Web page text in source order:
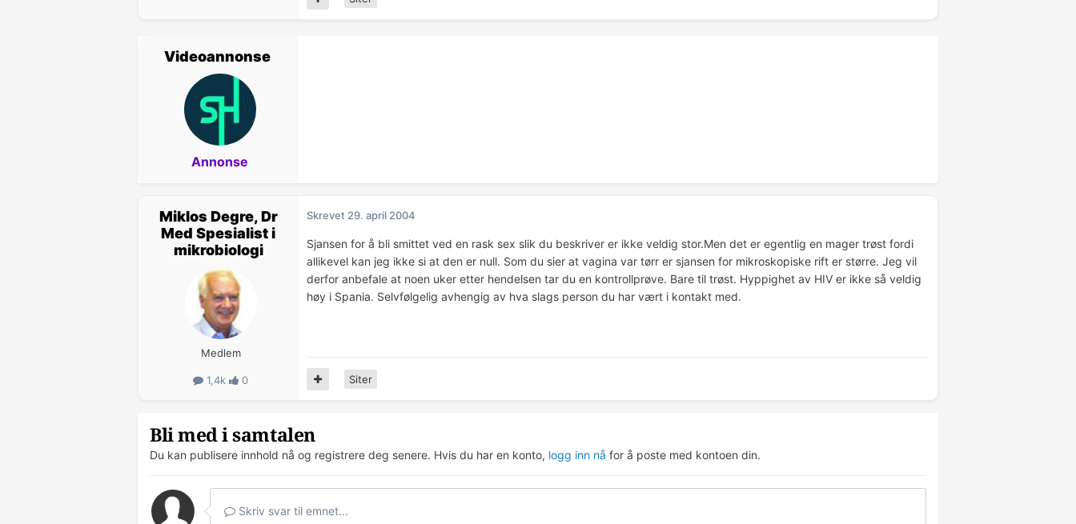
Videoannonse
Annonse
Miklos Degre, Dr
Med Spesialist i
mikrobiologi
Medlem
1,4k 0
Skrevet 29. april 2004
Sjansen for å bli smittet ved en rask sex slik du beskriver er ikke veldig stor.Men det er egentlig en mager trøst fordi
allikevel kan jeg ikke si at den er null. Som du sier at vagina var tørr er sjansen for mikroskopiske rift er større. Jeg vil
derfor anbefale at noen uker etter hendelsen tar du en kontrollprøve. Bare til trøst. Hyppighet av HIV er ikke så veldig
høy i Spania. Selvfølgelig avhengig av hva slags person du har vært i kontakt med.
Siter
Bli med i samtalen
Du kan publisere innhold nå og registrere deg senere. Hvis du har en konto, logg inn nå for å poste med kontoen din.
Skriv svar til emnet...